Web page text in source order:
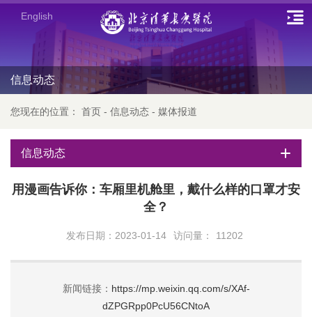
English
信息动态
您现在的位置： 首页 - 信息动态 - 媒体报道
信息动态
用漫画告诉你：车厢里机舱里，戴什么样的口罩才安
全？
发布日期：2023-01-14 访问量： 11202
新闻链接： https://mp.weixin.qq.com/s/XAf-
dZPGRpp0PcU56CNtoA